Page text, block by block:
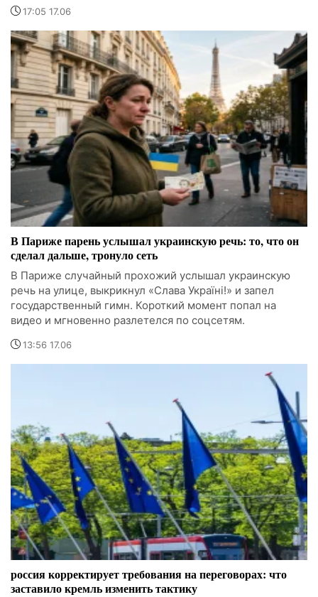
17:05 17.06
В Париже парень услышал украинскую речь: то, что он
сделал дальше, тронуло сеть
В Париже случайный прохожий услышал украинскую
речь на улице, выкрикнул «Слава Україні!» и запел
государственный гимн. Короткий момент попал на
видео и мгновенно разлетелся по соцсетям.
13:56 17.06
россия корректирует требования на переговорах: что
заставило кремль изменить тактику